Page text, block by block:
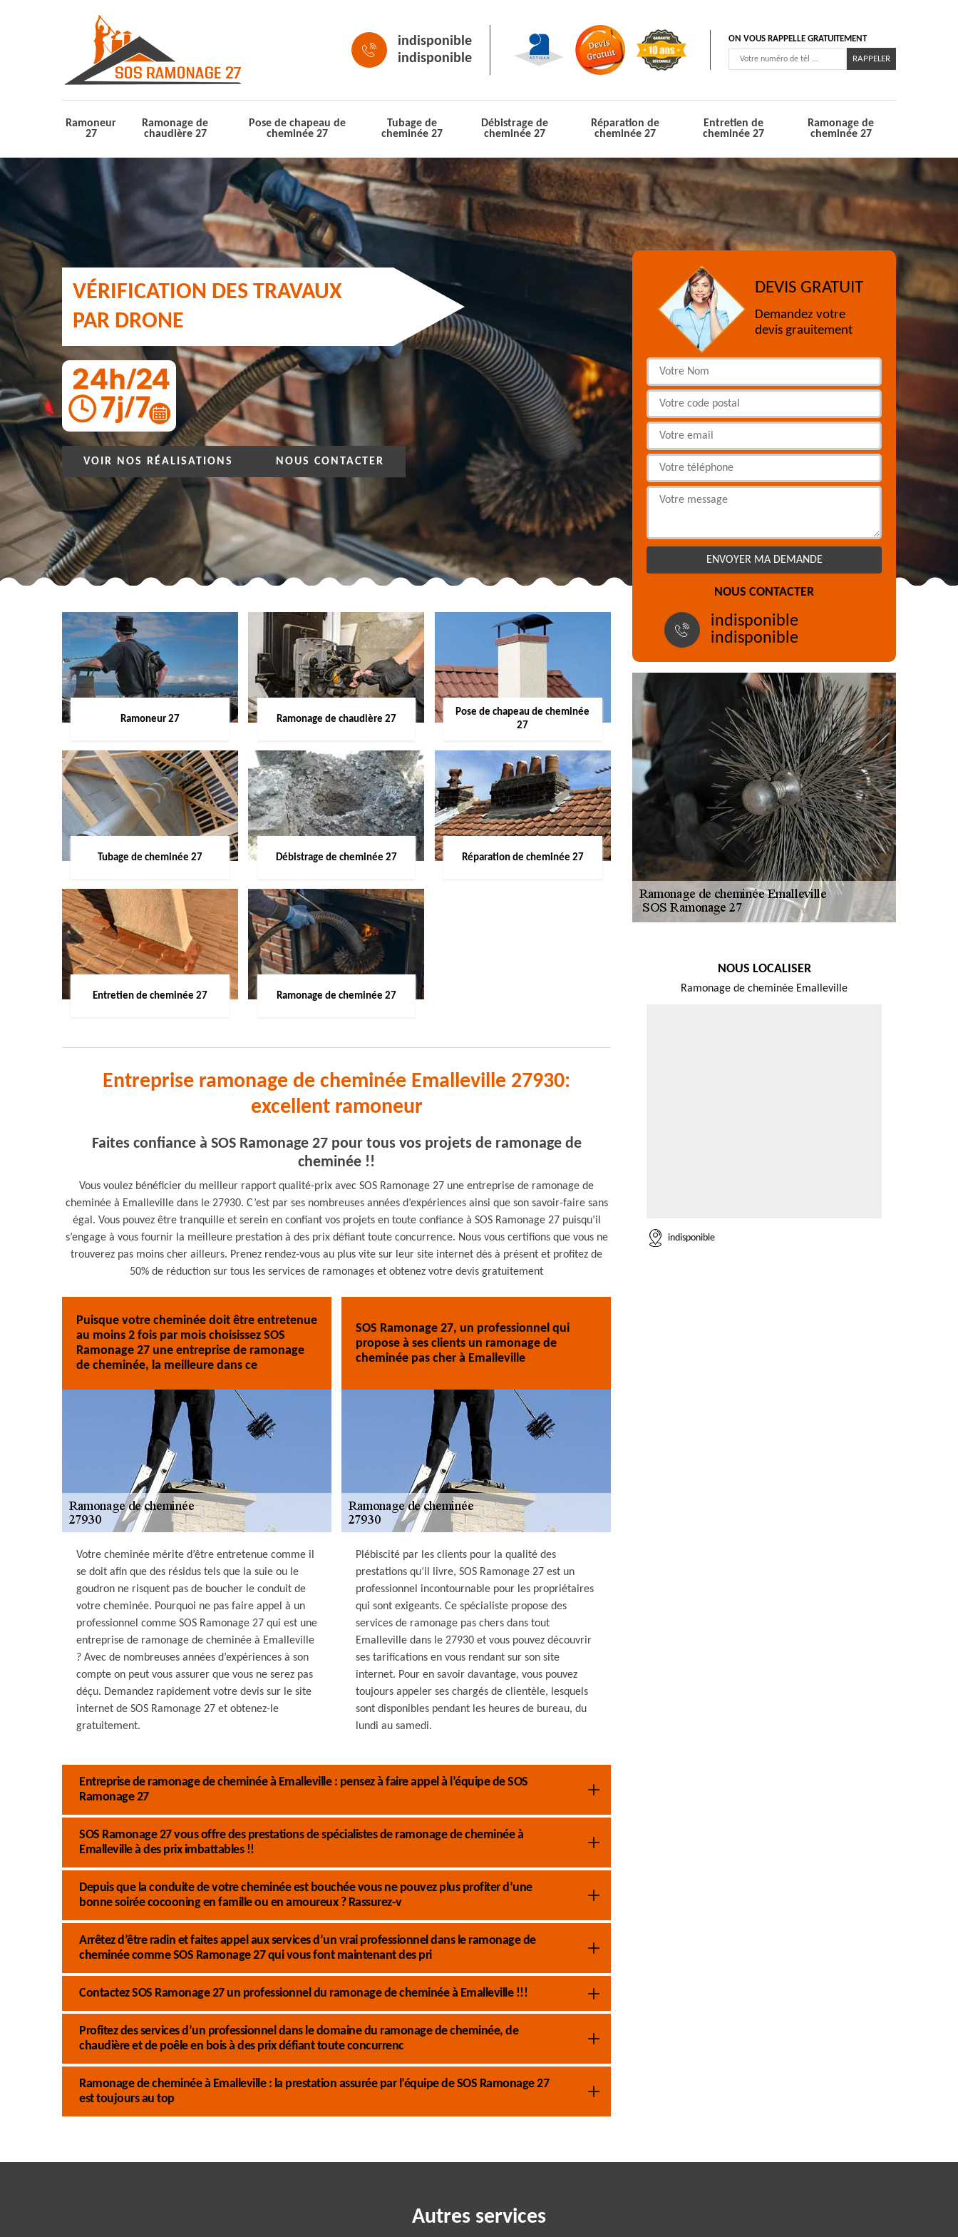
indisponible
indisponible
ON VOUS RAPPELLE GRATUITEMENT
Ramoneur
27
Ramonage de
chaudière 27
Pose de chapeau de
cheminée 27
Tubage de
cheminée 27
Débistrage de
cheminée 27
Réparation de
cheminée 27
Entretien de
cheminée 27
Ramonage de
cheminée 27
VÉRIFICATION DES TRAVAUX
PAR DRONE
VOIR NOS RÉALISATIONS NOUS CONTACTER
Ramoneur 27 Ramonage de chaudière 27
Pose de chapeau de cheminée
27
Tubage de cheminée 27 Débistrage de cheminée 27 Réparation de cheminée 27
Entretien de cheminée 27 Ramonage de cheminée 27
Entreprise ramonage de cheminée Emalleville 27930:
excellent ramoneur
Faites confiance à SOS Ramonage 27 pour tous vos projets de ramonage de
cheminée !!
Vous voulez bénéficier du meilleur rapport qualité-prix avec SOS Ramonage 27 une entreprise de ramonage de
cheminée à Emalleville dans le 27930. C’est par ses nombreuses années d’expériences ainsi que son savoir-faire sans
égal. Vous pouvez être tranquille et serein en confiant vos projets en toute confiance à SOS Ramonage 27 puisqu’il
s’engage à vous fournir la meilleure prestation à des prix défiant toute concurrence. Nous vous certifions que vous ne
trouverez pas moins cher ailleurs. Prenez rendez-vous au plus vite sur leur site internet dès à présent et profitez de
50% de réduction sur tous les services de ramonages et obtenez votre devis gratuitement
Puisque votre cheminée doit être entretenue
au moins 2 fois par mois choisissez SOS
Ramonage 27 une entreprise de ramonage
de cheminée, la meilleure dans ce
Votre cheminée mérite d’être entretenue comme il
se doit afin que des résidus tels que la suie ou le
goudron ne risquent pas de boucher le conduit de
votre cheminée. Pourquoi ne pas faire appel à un
professionnel comme SOS Ramonage 27 qui est une
entreprise de ramonage de cheminée à Emalleville
? Avec de nombreuses années d’expériences à son
compte on peut vous assurer que vous ne serez pas
déçu. Demandez rapidement votre devis sur le site
internet de SOS Ramonage 27 et obtenez-le
gratuitement.
SOS Ramonage 27, un professionnel qui
propose à ses clients un ramonage de
cheminée pas cher à Emalleville
Plébiscité par les clients pour la qualité des
prestations qu’il livre, SOS Ramonage 27 est un
professionnel incontournable pour les propriétaires
qui sont exigeants. Ce spécialiste propose des
services de ramonage pas chers dans tout
Emalleville dans le 27930 et vous pouvez découvrir
ses tarifications en vous rendant sur son site
internet. Pour en savoir davantage, vous pouvez
toujours appeler ses chargés de clientèle, lesquels
sont disponibles pendant les heures de bureau, du
lundi au samedi.
Entreprise de ramonage de cheminée à Emalleville : pensez à faire appel à l’équipe de SOS
Ramonage 27
SOS Ramonage 27 vous offre des prestations de spécialistes de ramonage de cheminée à
Emalleville à des prix imbattables !!
Depuis que la conduite de votre cheminée est bouchée vous ne pouvez plus profiter d’une
bonne soirée cocooning en famille ou en amoureux ? Rassurez-v
Arrêtez d’être radin et faites appel aux services d’un vrai professionnel dans le ramonage de
cheminée comme SOS Ramonage 27 qui vous font maintenant des pri
Contactez SOS Ramonage 27 un professionnel du ramonage de cheminée à Emalleville !!!
Profitez des services d’un professionnel dans le domaine du ramonage de cheminée, de
chaudière et de poêle en bois à des prix défiant toute concurrenc
Ramonage de cheminée à Emalleville : la prestation assurée par l’équipe de SOS Ramonage 27
est toujours au top
DEVIS GRATUIT
Demandez votre
devis grauitement
NOUS CONTACTER
indisponible
indisponible
NOUS LOCALISER
Ramonage de cheminée Emalleville
indisponible
Autres services